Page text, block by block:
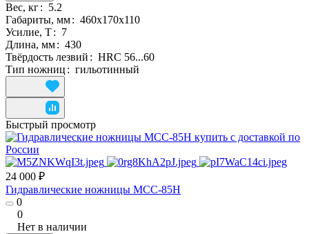
Вес, кг: 5.2
Габариты, мм: 460х170х110
Усилие, Т: 7
Длина, мм: 430
Твёрдость лезвий : HRC 56...60
Тип ножниц : гильотинный
Быстрый просмотр
24 000 ₽
Гидравлические ножницы MCC-85H
0
0
Нет в наличии